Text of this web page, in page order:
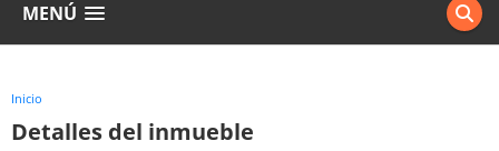
MENÚ
Inicio
Detalles del inmueble